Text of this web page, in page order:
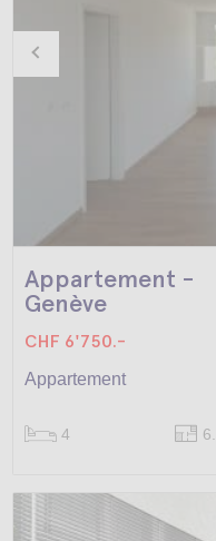
Appartement -
Genève
CHF 6'750.-
Appartement
4